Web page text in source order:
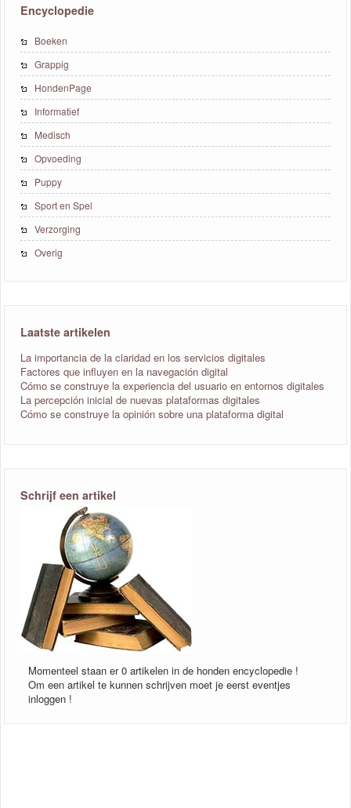
Encyclopedie
Boeken
Grappig
HondenPage
Informatief
Medisch
Opvoeding
Puppy
Sport en Spel
Verzorging
Overig
Laatste artikelen
La importancia de la claridad en los servicios digitales
Factores que influyen en la navegación digital
Cómo se construye la experiencia del usuario en entornos digitales
La percepción inicial de nuevas plataformas digitales
Cómo se construye la opinión sobre una plataforma digital
Schrijf een artikel
Momenteel staan er 0 artikelen in de honden encyclopedie !
Om een artikel te kunnen schrijven moet je eerst eventjes
inloggen !